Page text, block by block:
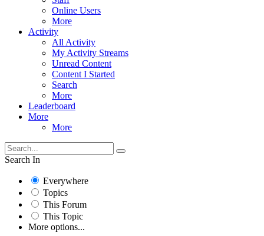
Online Users
More
Activity
All Activity
My Activity Streams
Unread Content
Content I Started
Search
More
Leaderboard
More
More
Search In
Everywhere
Topics
This Forum
This Topic
More options...